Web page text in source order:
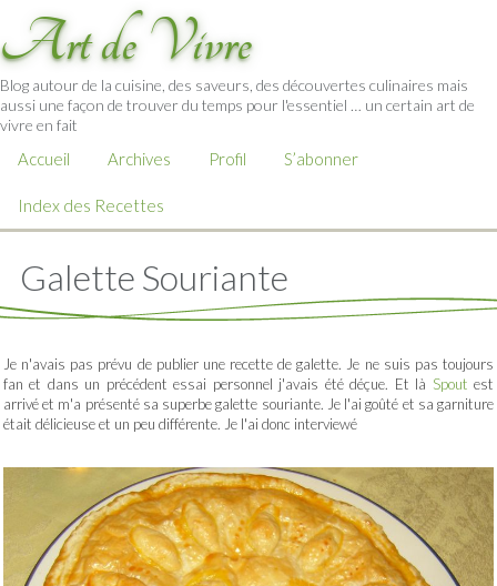
Art de Vivre
Blog autour de la cuisine, des saveurs, des découvertes culinaires mais
aussi une façon de trouver du temps pour l'essentiel … un certain art de
vivre en fait
Accueil Archives Profil S’abonner
Index des Recettes
Galette Souriante
Je n'avais pas prévu de publier une recette de galette. Je ne suis pas toujours
fan et dans un précédent essai personnel j'avais été déçue. Et là Spout est
arrivé et m'a présenté sa superbe galette souriante. Je l'ai goûté et sa garniture
était délicieuse et un peu différente. Je l'ai donc interviewé